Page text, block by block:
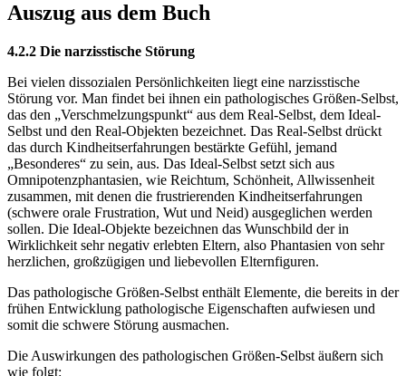
Auszug aus dem Buch
4.2.2 Die narzisstische Störung
Bei vielen dissozialen Persönlichkeiten liegt eine narzisstische
Störung vor. Man findet bei ihnen ein pathologisches Größen-Selbst,
das den „Verschmelzungspunkt“ aus dem Real-Selbst, dem Ideal-
Selbst und den Real-Objekten bezeichnet. Das Real-Selbst drückt
das durch Kindheitserfahrungen bestärkte Gefühl, jemand
„Besonderes“ zu sein, aus. Das Ideal-Selbst setzt sich aus
Omnipotenzphantasien, wie Reichtum, Schönheit, Allwissenheit
zusammen, mit denen die frustrierenden Kindheitserfahrungen
(schwere orale Frustration, Wut und Neid) ausgeglichen werden
sollen. Die Ideal-Objekte bezeichnen das Wunschbild der in
Wirklichkeit sehr negativ erlebten Eltern, also Phantasien von sehr
herzlichen, großzügigen und liebevollen Elternfiguren.
Das pathologische Größen-Selbst enthält Elemente, die bereits in der
frühen Entwicklung pathologische Eigenschaften aufwiesen und
somit die schwere Störung ausmachen.
Die Auswirkungen des pathologischen Größen-Selbst äußern sich
wie folgt: